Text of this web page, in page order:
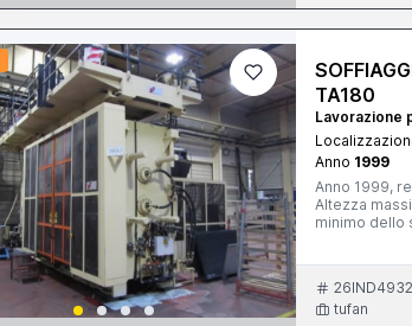
TA180
Lavorazione
Anno 1999
Anno 1999,
Altezza
minimo dello
tufan